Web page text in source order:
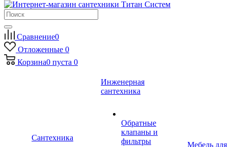
Сравнение0
Отложенные 0
Корзина0 пуста 0
Сантехника
Инженерная
сантехника
Обратные
клапаны и
фильтры
Мебель